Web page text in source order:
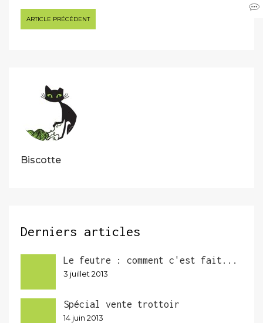
Navigation
de
ARTICLE PRÉCÉDENT
Biscotte
Derniers articles
Le feutre : comment c'est fait...
3 juillet 2013
Spécial vente trottoir
14 juin 2013